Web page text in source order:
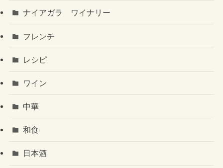
ナイアガラ ワイナリー
フレンチ
レシピ
ワイン
中華
和食
日本酒